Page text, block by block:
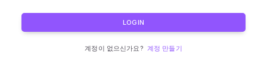
LOGIN
계정이 없으신가요? 계정 만들기